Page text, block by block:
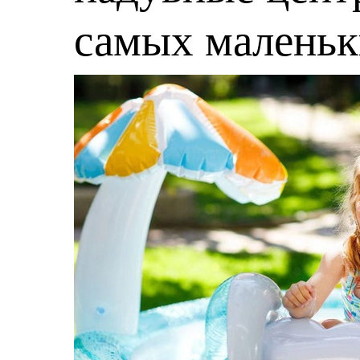
самых